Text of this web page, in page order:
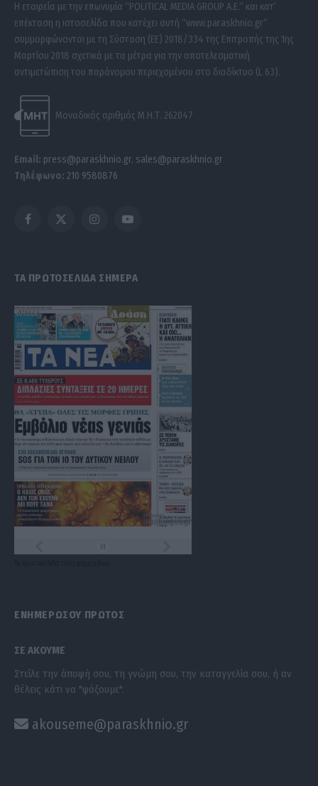
Η εταιρεία με την επωνυμία “POLITICAL MEDIA GROUP A.E.” και κατ’
επέκταση η ιστοσελίδα που κατέχει αυτή “www.paraskhnio.gr”
συμμορφώνονται με τη Σύσταση (ΕΕ) 2018/334 της Επιτροπής της 1ης
Μαρτίου 2018 σχετικά με τα μέτρα για την αποτελεσματική
αντιμετώπιση του παράνομου περιεχομένου στο διαδίκτυο (L 63).
Μοναδικός αριθμός Μ.Η.Τ. 262047
Email: press@paraskhnio.gr, sales@paraskhnio.gr
Τηλέφωνο: 210 9580876
Facebook
X
InstagramYouTube
ΤΑ ΠΡΩΤΟΣΕΛΙΔΑ ΣΗΜΕΡΑ
ΕΝΗΜΕΡΩΣΟΥ ΠΡΩΤΟΣ
ΣΕ ΑΚΟΥΜΕ
Στείλε την άποψή σου, τη γνώμη σου, την καταγγελία σου, ή αν
θέλεις κάτι να "ψάξουμε".
akouseme@paraskhnio.gr